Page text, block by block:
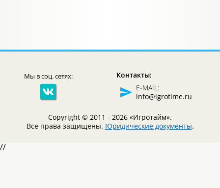
Мы в соц. сетях:
Контакты:
E-MAIL:
info@igrotime.ru
Copyright © 2011 - 2026 «Игротайм».
Все права защищены. Юридические документы.
//